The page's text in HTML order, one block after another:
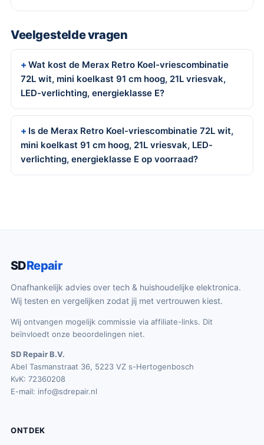
Veelgestelde vragen
Wat kost de Merax Retro Koel-vriescombinatie
72L wit, mini koelkast 91 cm hoog, 21L vriesvak,
LED-verlichting, energieklasse E?
Is de Merax Retro Koel-vriescombinatie 72L wit,
mini koelkast 91 cm hoog, 21L vriesvak, LED-
verlichting, energieklasse E op voorraad?
SDRepair
Onafhankelijk advies over tech & huishoudelijke elektronica.
Wij testen en vergelijken zodat jij met vertrouwen kiest.
Wij ontvangen mogelijk commissie via affiliate-links. Dit
beïnvloedt onze beoordelingen niet.
SD Repair B.V.
Abel Tasmanstraat 36, 5223 VZ s-Hertogenbosch
KvK: 72360208
E-mail: info@sdrepair.nl
ONTDEK